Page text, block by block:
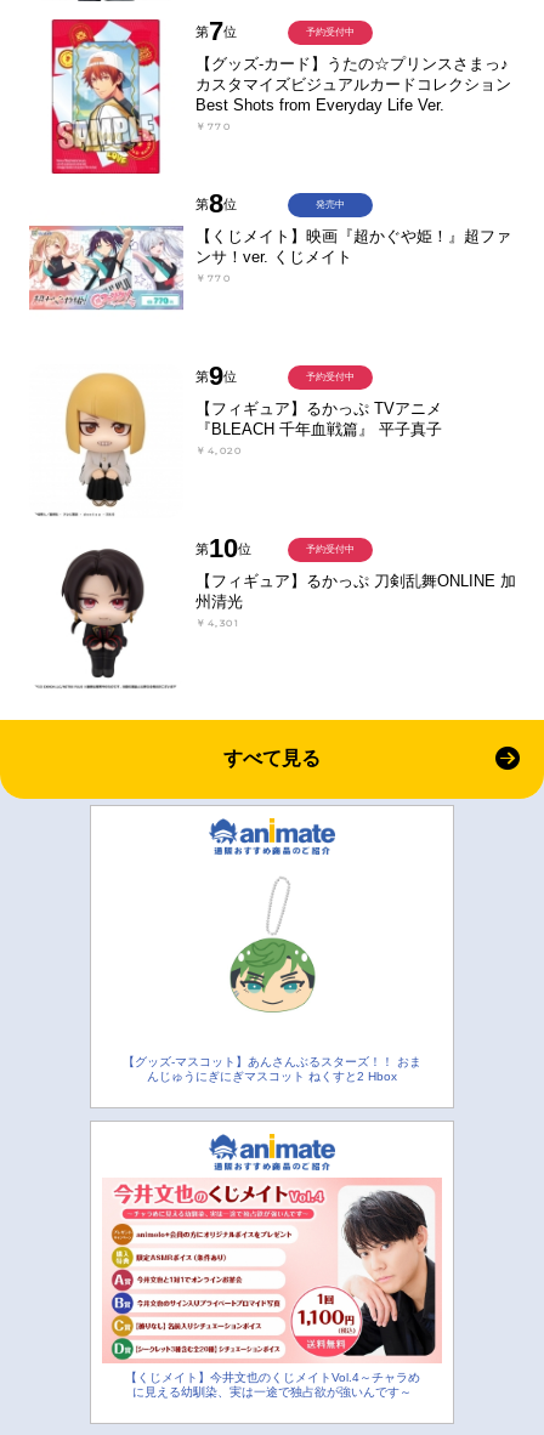
第7位
【グッズ-カード】うたの☆プリンスさまっ♪
カスタマイズビジュアルカードコレクション
Best Shots from Everyday Life Ver.
￥770
予約受付中
第8位
【くじメイト】映画『超かぐや姫！』超ファ
ンサ！ver. くじメイト
￥770
発売中
第9位
【フィギュア】るかっぷ TVアニメ
『BLEACH 千年血戦篇』 平子真子
￥4,020
予約受付中
第10位
【フィギュア】るかっぷ 刀剣乱舞ONLINE 加
州清光
￥4,301
予約受付中
すべて見る
【グッズ-マスコット】あんさんぶるスターズ！！ おま
んじゅうにぎにぎマスコット ねくすと2 Hbox
【くじメイト】今井文也のくじメイトVol.4～チャラめ
に見える幼馴染、実は一途で独占欲が強いんです～